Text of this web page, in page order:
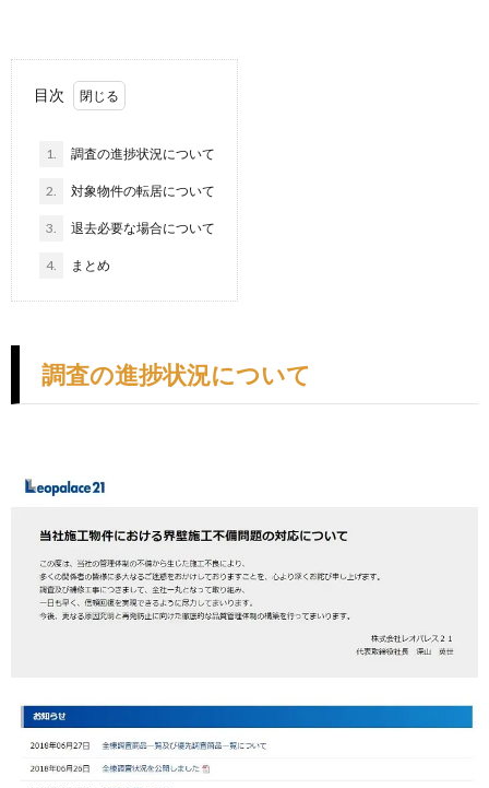
目次
1. 調査の進捗状況について
2. 対象物件の転居について
3. 退去必要な場合について
4. まとめ
調査の進捗状況について